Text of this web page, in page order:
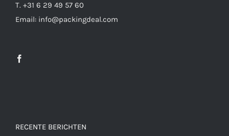
T. +31 6 29 49 57 60
Email: info@packingdeal.com
RECENTE BERICHTEN